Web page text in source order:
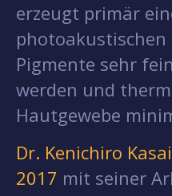
erzeugt primär
photoakustischen
Pigmente sehr
werden und
Hautgewebe
Dr. Kenichiro
2017 mit seiner